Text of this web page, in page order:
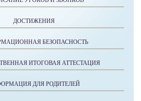
ДОСТИЖЕНИЯ
БЕЗОПАСНОСТЬ
ИТОГОВАЯ АТТЕСТАЦИЯ
ДЛЯ РОДИТЕЛЕЙ